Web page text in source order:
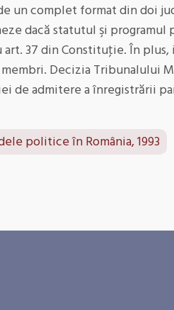
un complet format din doi
dacă statutul şi
art. 37 din Constituţie. În
Decizia Tribunalului
de admitere a înregistrării
politice în România, 1993